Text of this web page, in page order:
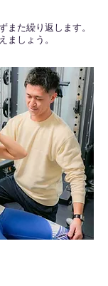
また繰り返します。
ましょう。